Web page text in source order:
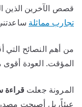
قصص الآخرين الذين
تجارب مماثلة
من أهم النصائح التي
المؤقت. العودة أقوى
المرونة جعلتقراءة
عبئاً، بل أصبحت